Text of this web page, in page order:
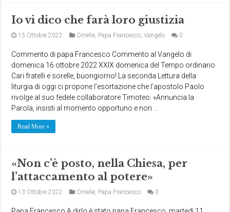
Io vi dico che farà loro giustizia
15 Ottobre 2022 Omelie, Papa Francesco,Vangelo 0
Commento di papa Francesco Commento al Vangelo di
domenica 16 ottobre 2022 XXIX domenica del Tempo ordinario
Cari fratelli e sorelle, buongiorno! La seconda Lettura della
liturgia di oggi ci propone l’esortazione che l’apostolo Paolo
rivolge al suo fedele collaboratore Timoteo: «Annuncia la
Parola, insisti al momento opportuno e non …
Read More »
«Non c’è posto, nella Chiesa, per
l’attaccamento al potere»
13 Ottobre 2022 Omelie, Papa Francesco 0